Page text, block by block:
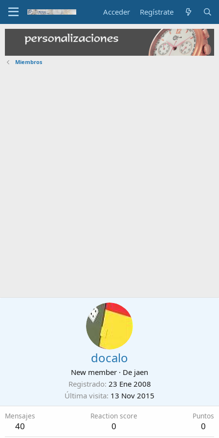
Acceder Regístrate
Miembros
docalo
New member · De jaen
Registrado 23 Ene 2008
Última visita 13 Nov 2015
Mensajes
40
Reaction score
0
Puntos
0